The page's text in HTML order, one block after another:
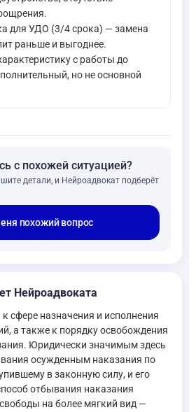
для УДО (3/4 срока) — замена
раньше и выгоднее.
с работы до
но не основной
с похожей ситуацией?
детали, и Нейроадвокат подберёт
похожий вопрос
Нейроадвоката
сфере назначения и исполнения
а также к порядку освобождения
Юридически значимым здесь
осужденным наказания по
в законную силу, и его
отбывания наказания
на более мягкий вид —